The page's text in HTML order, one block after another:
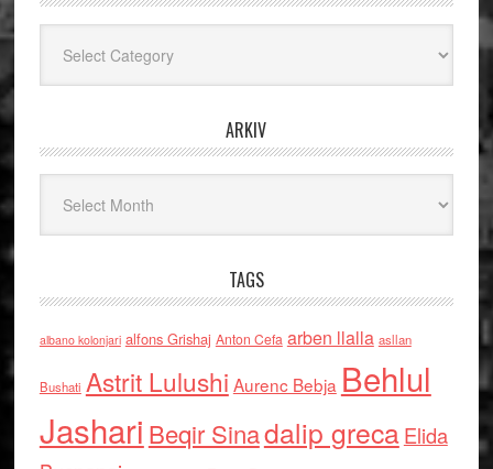
ARKIV
TAGS
albano kolonjari alfons Grishaj Anton Cefa arben llalla asllan
Bushati Astrit Lulushi Aurenc Bebja Behlul
Jashari Beqir Sinadalip grecaElida